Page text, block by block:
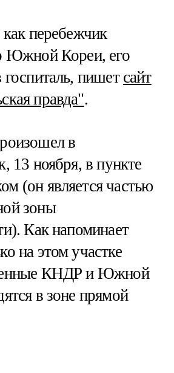
перебежчик
Южной Кореи, его
госпиталь, пишет сайт
правда".
в
13 ноября, в пункте
(он является частью
зоны
Как напоминает
на этом участке
КНДР и Южной
в зоне прямой